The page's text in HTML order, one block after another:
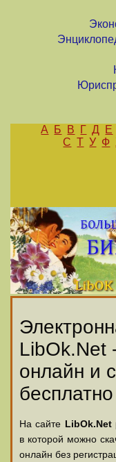
А Б В Г Д Е
С Т У Ф
LibOk.Net
онлайн и
бесплатно
На сайте LibOk.Net
в которой можно
онлайн без